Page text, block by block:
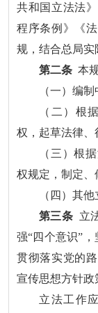
共和国立法法
程序条例》《
规，结合总局实
第二条 本
（一）编
（二）根
权，起草法律、
（三）根
权规定，制定、
（四）其他
第三条 立
强“四个意识”
贯彻落实党的
宣传思想方针政
立法工作